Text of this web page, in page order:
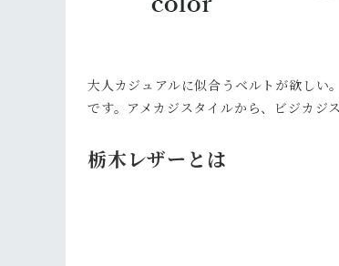
大人カジュアルに似合うベルトが欲しい
です。アメカジスタイルから、ビジカジ
栃木レザーとは